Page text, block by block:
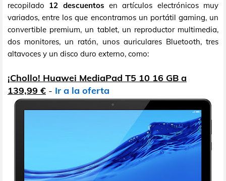
recopilado 12 descuentos en artículos electrónicos muy
variados, entre los que encontramos un portátil gaming, un
convertible premium, un tablet, un reproductor multimedia,
dos monitores, un ratón, unos auriculares Bluetooth, tres
altavoces y un disco duro externo, como:
¡Chollo! Huawei MediaPad T5 10 16 GB a
139,99 € - Ir a la oferta